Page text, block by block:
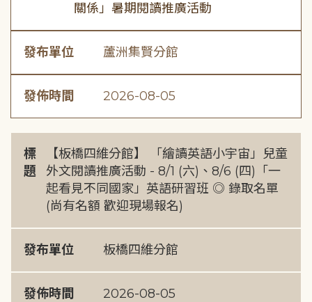
關係」暑期閱讀推廣活動
發布單位 蘆洲集賢分館
發佈時間 2026-08-05
標
題
【板橋四維分館】 「繪讀英語小宇宙」兒童
外文閱讀推廣活動 - 8/1 (六)、8/6 (四)「一
起看見不同國家」英語研習班 ◎ 錄取名單
(尚有名額 歡迎現場報名)
發布單位 板橋四維分館
發佈時間 2026-08-05